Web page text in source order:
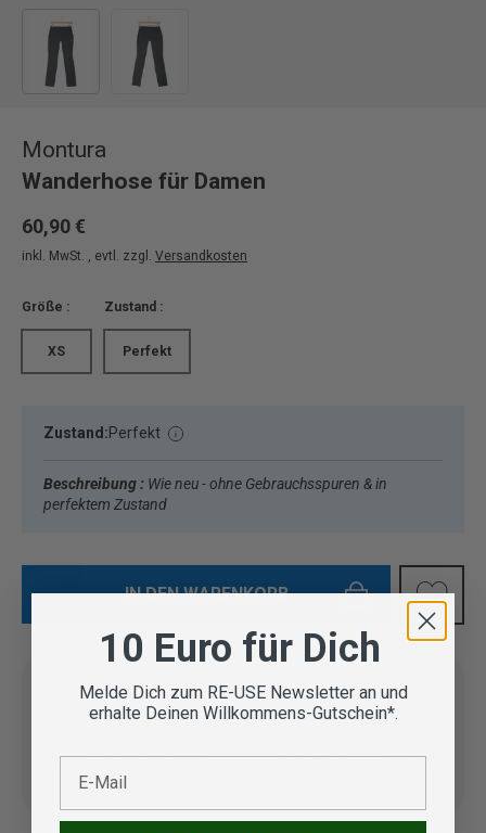
Montura
Wanderhose für Damen
60,90 €
inkl. MwSt. , evtl. zzgl. Versandkosten
Größe :
XS
Zustand :
Perfekt
Zustand:Perfekt
Beschreibung : Wie neu - ohne Gebrauchsspuren & in
perfektem Zustand
IN DEN WARENKORB
geprüfte Second Hand
Artikel
Lieferung in 3-5 Werktagen
10 Euro für Dich
Melde Dich zum RE-USE Newsletter an und
erhalte Deinen Willkommens-Gutschein*.